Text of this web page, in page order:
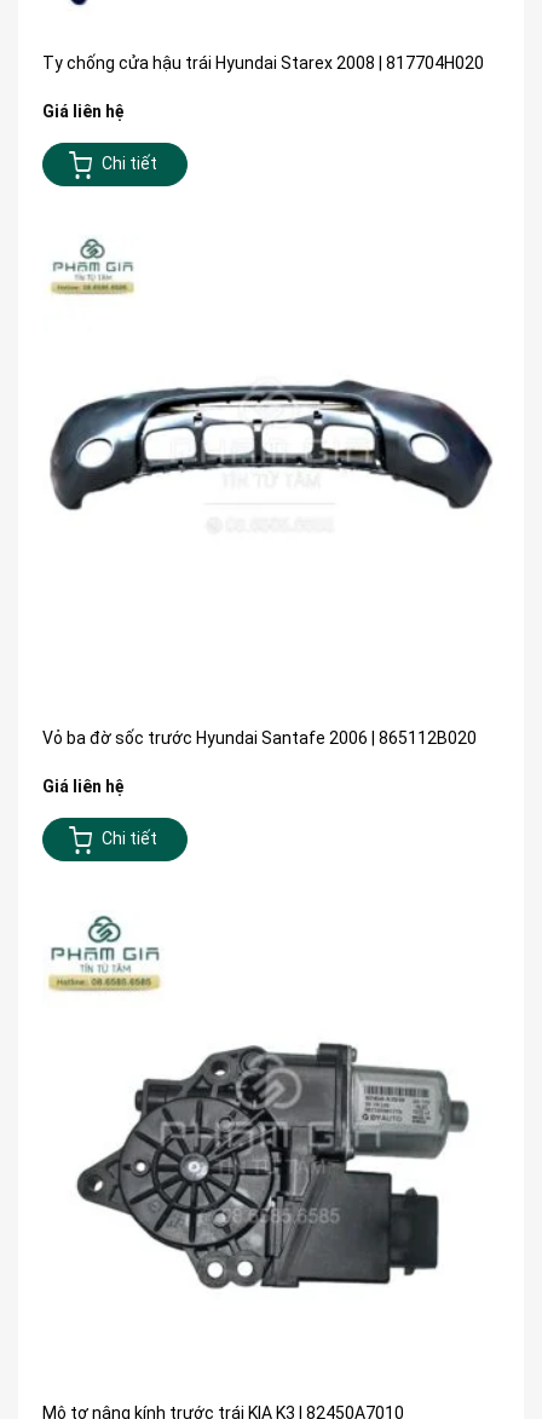
Ty chống cửa hậu trái Hyundai Starex 2008 | 817704H020
Giá liên hệ
Chi tiết
Vỏ ba đờ sốc trước Hyundai Santafe 2006 | 865112B020
Giá liên hệ
Chi tiết
Mô tơ nâng kính trước trái KIA K3 | 82450A7010